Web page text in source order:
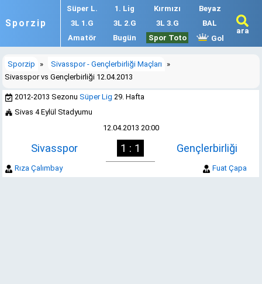
Sporzip
Süper L. 1. Lig Kırmızı
Beyaz
3L 1.G
3L 2.G 3L 3.G
BAL
Amatör
Bugün Spor Toto Gol
ara
Sporzip » Sivasspor - Gençlerbirliği Maçları
»
Sivasspor vs Gençlerbirliği 12.04.2013
2012-2013 SezonuSüper Lig 29. Hafta
Sivas 4 Eylül Stadyumu
12.04.2013 20:00
Sivasspor 1 : 1 Gençlerbirliği
Rıza Çalımbay Fuat Çapa